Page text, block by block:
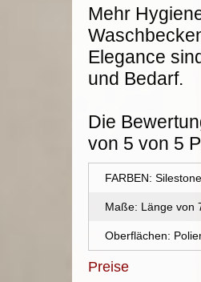
Mehr
Elegance
und Bedarf.
Die
von 5 von 5
FARBEN:
Maße: Länge von
Oberflächen:
Preise